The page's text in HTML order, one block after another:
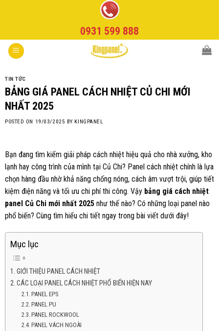
0931 599 888
TIN TỨC
BẢNG GIÁ PANEL CÁCH NHIỆT CỦ CHI MỚI
NHẤT 2025
POSTED ON 19/03/2025 BY KINGPANEL
Bạn đang tìm kiếm giải pháp cách nhiệt hiệu quả cho nhà xưởng, kho
lạnh hay công trình của mình tại Củ Chi? Panel cách nhiệt chính là lựa
chọn hàng đầu nhờ khả năng chống nóng, cách âm vượt trội, giúp tiết
kiệm điện năng và tối ưu chi phí thi công. Vậy bảng giá cách nhiệt
panel Củ Chi mới nhất 2025 như thế nào? Có những loại panel nào
phổ biến? Cùng tìm hiểu chi tiết ngay trong bài viết dưới đây!
Mục lục
GIỚI THIỆU PANEL CÁCH NHIỆT
CÁC LOẠI PANEL CÁCH NHIỆT PHỔ BIẾN HIỆN NAY
PANEL EPS
PANEL PU
PANEL ROCKWOOL
PANEL VÁCH NGOÀI